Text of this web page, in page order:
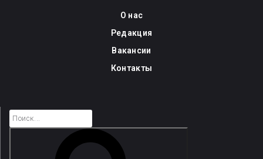
О нас
Редакция
Вакансии
Контакты